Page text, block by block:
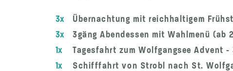
3x
Übernachtung mit reichhaltigem
3x
3gäng Abendessen mit Wahlmenü
1x
Tagesfahrt zum Wolfgangsee Advent
1x
Schifffahrt von Strobl nach St.